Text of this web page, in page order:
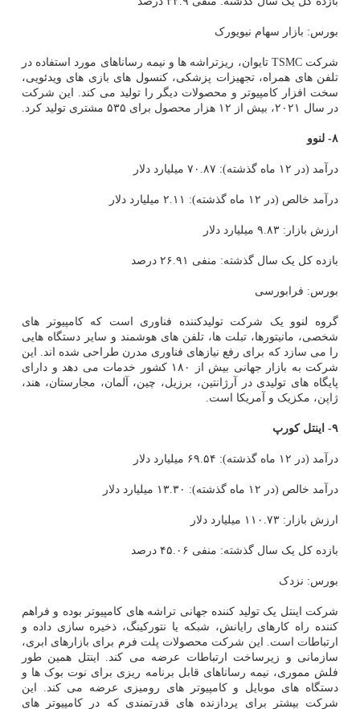
بورس: بازار سهام نیویورک
شرکت TSMC تایوان، ریزتراشه ها و نیمه رساناهای مورد استفاده در
تلفن های همراه، تجهیزات پزشکی، کنسول های بازی های ویدئویی،
سخت افزار کامپیوتر و محصولات دیگر را تولید می کند. این شرکت
در سال ۲۰۲۱، بیش از ۱۲ هزار محصول برای ۵۳۵ مشتری تولید کرد.
۸- لنوو
درآمد (در ۱۲ ماه گذشته): ۷۰.۸۷ میلیارد دلار
درآمد خالص (در ۱۲ ماه گذشته): ۲.۱۱ میلیارد دلار
ارزش بازار: ۹.۸۳ میلیارد دلار
بازده کل یک سال گذشته: منفی ۲۶.۹۱ درصد
بورس: فرابورسی
گروه لنوو یک شرکت تولیدکننده فناوری است که کامپیوتر های
شخصی، مانیتورها، تبلت ها، تلفن های هوشمند و سایر دستگاه هایی
را می سازد که برای رفع نیازهای فناوری مدرن طراحی شده اند. این
شرکت به بازار جهانی بیش از ۱۸۰ کشور خدمات می دهد و دارای
پایگاه های تولیدی در آرژانتین، برزیل، چین، آلمان، مجارستان، هند،
ژاپن، مکزیک و آمریکا است.
۹- اینتل کورپ
درآمد (در ۱۲ ماه گذشته): ۶۹.۵۴ میلیارد دلار
درآمد خالص (در ۱۲ ماه گذشته): ۱۳.۳۰ میلیارد دلار
ارزش بازار: ۱۱۰.۷۳ میلیارد دلار
بازده کل یک سال گذشته: منفی ۴۵.۰۶ درصد
بورس: نزدک
شرکت اینتل یک تولید کننده جهانی تراشه های کامپیوتر بوده و فراهم
کننده راه کارهای رایانش، شبکه یا نتورکینگ، ذخیره سازی داده و
ارتباطات است. این شرکت محصولات پلت فرم برای بازارهای ابری،
سازمانی و زیرساخت ارتباطات عرضه می کند. اینتل همین طور
فلش مموری، نیمه رساناهای قابل برنامه ریزی برای نوت بوک ها و
دستگاه های موبایل و کامپیوتر های رومیزی عرضه می کند. این
شرکت بیشتر برای پردازنده های قدرتمندی که در کامپیوتر های